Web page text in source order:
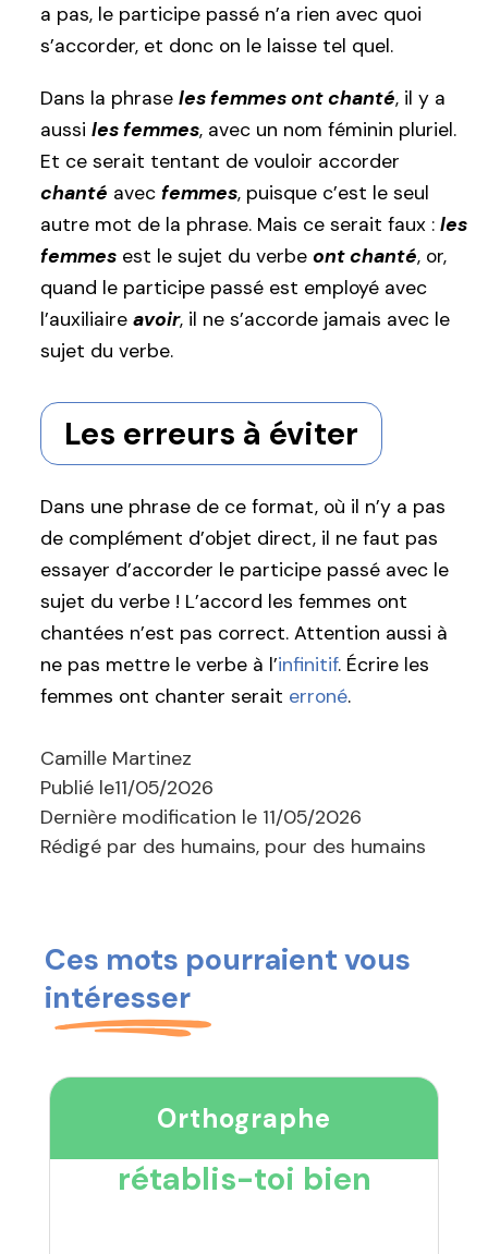
a pas, le participe passé n’a rien avec quoi
s’accorder, et donc on le laisse tel quel.
Dans la phrase les femmes ont chanté, il y a
aussi les femmes, avec un nom féminin pluriel.
Et ce serait tentant de vouloir accorder
chanté avec femmes, puisque c’est le seul
autre mot de la phrase. Mais ce serait faux : les
femmes est le sujet du verbe ont chanté, or,
quand le participe passé est employé avec
l’auxiliaire avoir, il ne s’accorde jamais avec le
sujet du verbe.
Les erreurs à éviter
Dans une phrase de ce format, où il n’y a pas
de complément d’objet direct, il ne faut pas
essayer d’accorder le participe passé avec le
sujet du verbe ! L’accord les femmes ont
chantées n’est pas correct. Attention aussi à
ne pas mettre le verbe à l’infinitif. Écrire les
femmes ont chanter serait erroné.
Camille Martinez
Publié le11/05/2026
Dernière modification le 11/05/2026
Rédigé par des humains, pour des humains
Ces mots pourraient vous
intéresser
Orthographe
rétablis-toi bien